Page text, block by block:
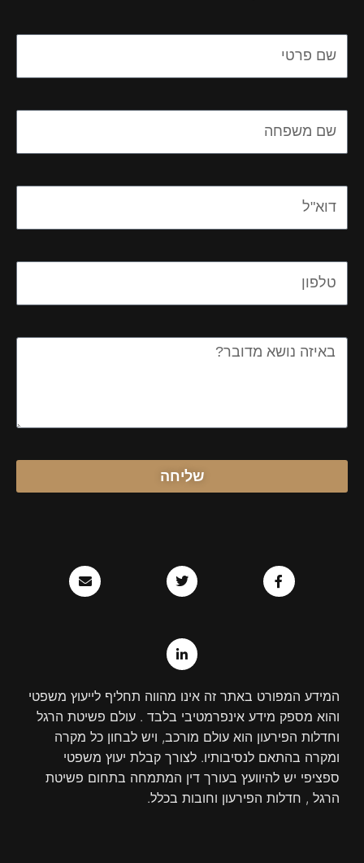
Message
שליחה
F
a
c
T
w
i
e
r
E
n
v
L
i
n
d
i
n
-
n
המידע המפורט באתר זה אינו מהווה תחליף לייעוץ משפטי
והוא מספק מידע אינפרמטיבי בלבד . עולם פשיטת הרגל
וחדלות הפירעון הוא עולם מורכב, ויש לבחון כל מקרה
ומקרה בהתאם לנסיבותיו. לצורך קבלת יעוץ משפטי
ספציפי יש להיוועץ בעורך דין המתמחה בתחום פשיטת
הרגל , חדלות הפירעון וחובות בכלל.